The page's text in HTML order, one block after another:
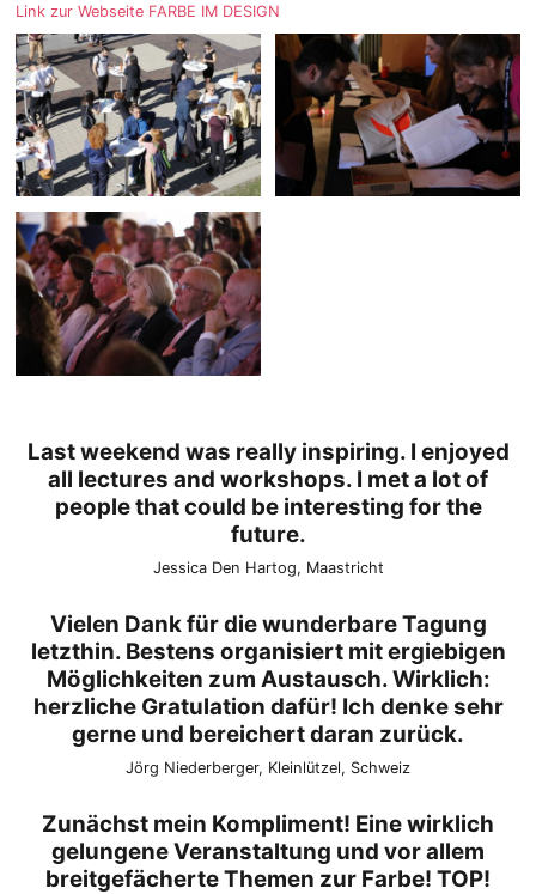
Link zur Webseite FARBE IM DESIGN
Last weekend was really inspiring. I enjoyed
all lectures and workshops. I met a lot of
people that could be interesting for the
future.
Jessica Den Hartog, Maastricht
Vielen Dank für die wunderbare Tagung
letzthin. Bestens organisiert mit ergiebigen
Möglichkeiten zum Austausch. Wirklich:
herzliche Gratulation dafür! Ich denke sehr
gerne und bereichert daran zurück.
Jörg Niederberger, Kleinlützel, Schweiz
Zunächst mein Kompliment! Eine wirklich
gelungene Veranstaltung und vor allem
breitgefächerte Themen zur Farbe! TOP!